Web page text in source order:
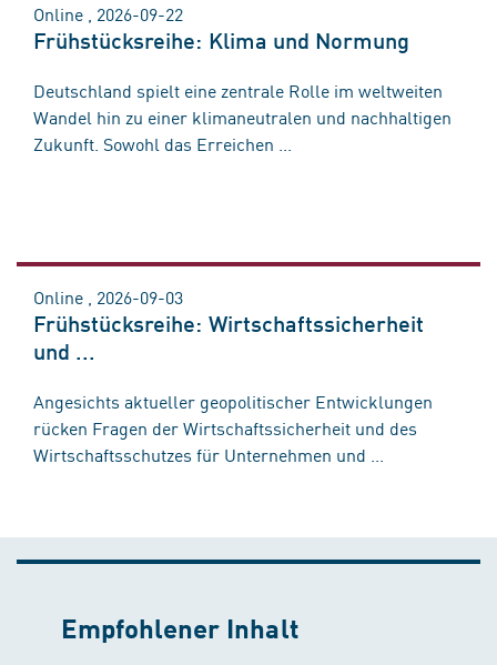
Online , 2026-09-22
Frühstücksreihe: Klima und Normung
Deutschland spielt eine zentrale Rolle im weltweiten
Wandel hin zu einer klimaneutralen und nachhaltigen
Zukunft. Sowohl das Erreichen ...
Online , 2026-09-03
Frühstücksreihe: Wirtschaftssicherheit
und ...
Angesichts aktueller geopolitischer Entwicklungen
rücken Fragen der Wirtschaftssicherheit und des
Wirtschaftsschutzes für Unternehmen und ...
Empfohlener Inhalt